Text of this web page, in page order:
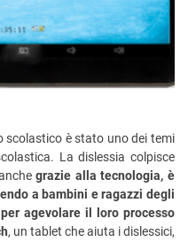
scolastico è stato uno dei temi
La dislessia colpisce
grazie alla tecnologia, è
a bambini e ragazzi degli
agevolare il loro processo
, un tablet che aiuta i dislessici,